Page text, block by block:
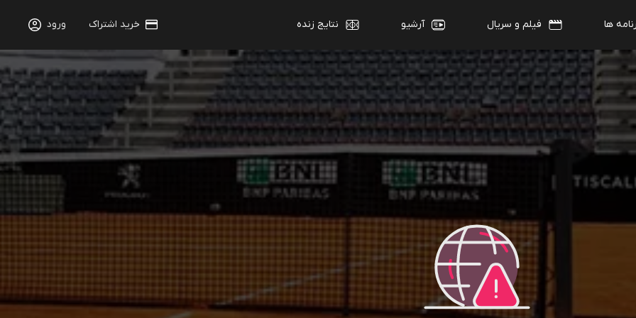
ها فیلم و سریال آرشیو نتایج زنده خرید اشتراک ورود